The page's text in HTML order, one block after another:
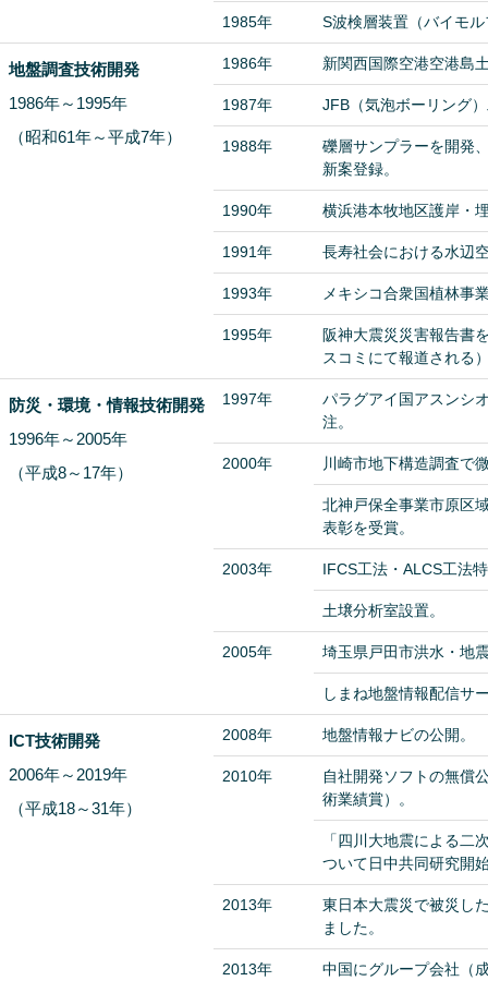
1985年 S波検層装置（バイモ
地盤調査技術開発
1986年～1995年
（昭和61年～平成7年）
1986年 新関西国際空港空港島
1987年 JFB（気泡ボーリング
1988年
礫層サンプラーを開発
新案登録。
1990年 横浜港本牧地区護岸・
1991年 長寿社会における水辺
1993年 メキシコ合衆国植林事
1995年
阪神大震災災害報告書
スコミにて報道される
防災・環境・情報技術開発
1996年～2005年
（平成8～17年）
1997年
パラグアイ国アスンシ
注。
2000年 川崎市地下構造調査で
北神戸保全事業市原区
表彰を受賞。
2003年 IFCS工法・ALCS工法
土壌分析室設置。
2005年 埼玉県戸田市洪水・地
しまね地盤情報配信サ
ICT技術開発
2006年～2019年
（平成18～31年）
2008年 地盤情報ナビの公開。
2010年
自社開発ソフトの無償
術業績賞）。
「四川大地震による二
ついて日中共同研究開
2013年
東日本大震災で被災し
ました。
2013年
中国にグループ会社（